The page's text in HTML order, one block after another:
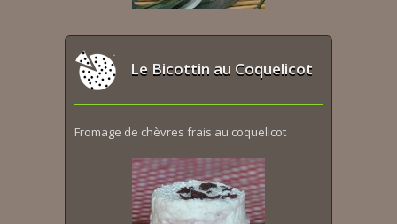
Le Bicottin au Coquelicot
Fromage de chèvres frais au coquelicot